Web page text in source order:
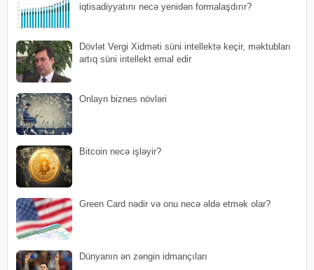
iqtisadiyyatını necə yenidən formalaşdırır?
Dövlət Vergi Xidməti süni intellektə keçir, məktubları
artıq süni intellekt emal edir
Onlayn biznes növləri
Bitcoin necə işləyir?
Green Card nədir və onu necə əldə etmək olar?
Dünyanın ən zəngin idmançıları